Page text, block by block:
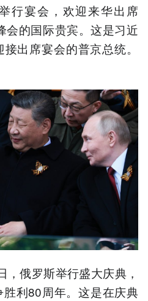
行宴会，欢迎来华出席
会的国际贵宾。这是习近
出席宴会的普京总统。
俄罗斯举行盛大庆典，
利80周年。这是在庆典